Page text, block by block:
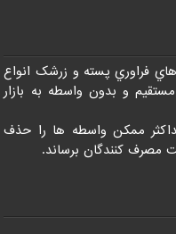
فراوري پسته و زرشک انواع
و بدون واسطه به بازار
ممکن واسطه ها را حذف
مصرف کنندگان برساند.